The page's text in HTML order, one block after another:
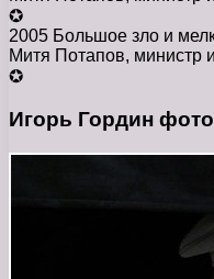
✪
2005 Большое зло и
Митя Потапов, министр
✪
Игорь Гордин фото